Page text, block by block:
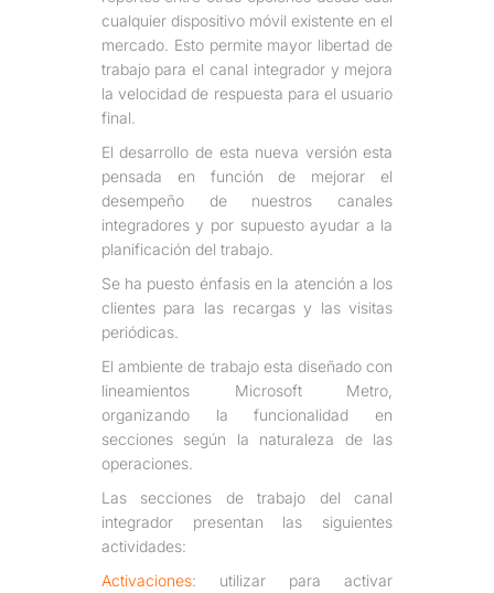
cualquier dispositivo móvil existente en el
mercado. Esto permite mayor libertad de
trabajo para el canal integrador y mejora
la velocidad de respuesta para el usuario
final.
El desarrollo de esta nueva versión esta
pensada en función de mejorar el
desempeño de nuestros canales
integradores y por supuesto ayudar a la
planificación del trabajo.
Se ha puesto énfasis en la atención a los
clientes para las recargas y las visitas
periódicas.
El ambiente de trabajo esta diseñado con
lineamientos Microsoft Metro,
organizando la funcionalidad en
secciones según la naturaleza de las
operaciones.
Las secciones de trabajo del canal
integrador presentan las siguientes
actividades:
Activaciones: utilizar para activar